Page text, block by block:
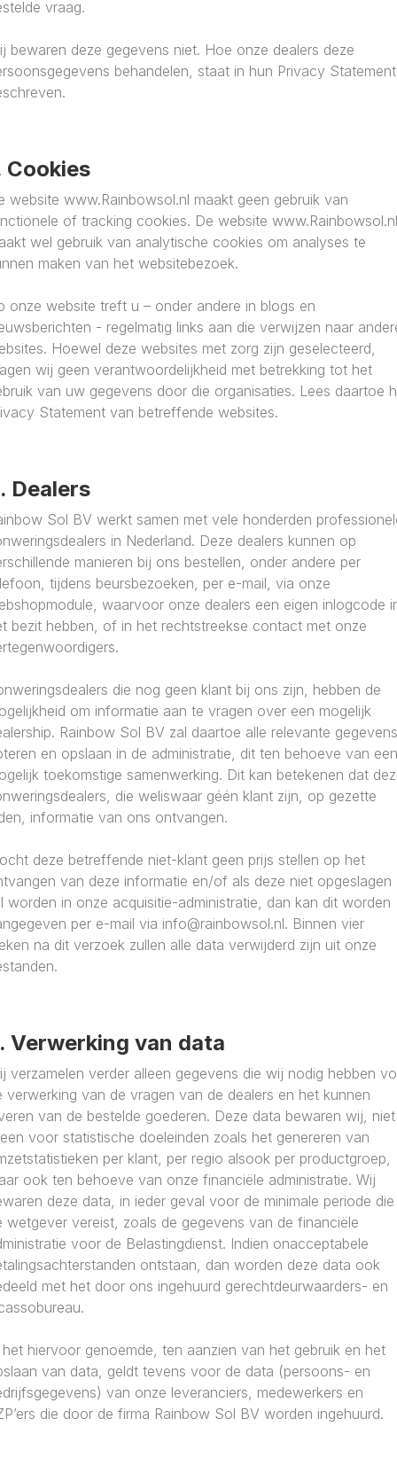
vraag.
bewaren deze gegevens niet. Hoe onze dealers deze
behandelen, staat in hun Privacy Statement
Cookies
website www.Rainbowsol.nl maakt geen gebruik van
of tracking cookies. De website www.Rainbowsol.nl
wel gebruik van analytische cookies om analyses te
maken van het websitebezoek.
onze website treft u – onder andere in blogs en
- regelmatig links aan die verwijzen naar
Hoewel deze websites met zorg zijn geselecteerd,
wij geen verantwoordelijkheid met betrekking tot het
van uw gegevens door die organisaties. Lees daartoe
Statement van betreffende websites.
Dealers
Sol BV werkt samen met vele honderden
in Nederland. Deze dealers kunnen op
manieren bij ons bestellen, onder andere per
tijdens beursbezoeken, per e-mail, via onze
waarvoor onze dealers een eigen inlogcode
bezit hebben, of in het rechtstreekse contact met onze
die nog geen klant bij ons zijn, hebben de
om informatie aan te vragen over een mogelijk
Rainbow Sol BV zal daartoe alle relevante gegevens
en opslaan in de administratie, dit ten behoeve van een
toekomstige samenwerking. Dit kan betekenen dat
die weliswaar géén klant zijn, op gezette
informatie van ons ontvangen.
deze betreffende niet-klant geen prijs stellen op het
van deze informatie en/of als deze niet opgeslagen
worden in onze acquisitie-administratie, dan kan dit worden
per e-mail via info@rainbowsol.nl. Binnen vier
na dit verzoek zullen alle data verwijderd zijn uit onze
Verwerking van data
verzamelen verder alleen gegevens die wij nodig hebben
verwerking van de vragen van de dealers en het kunnen
van de bestelde goederen. Deze data bewaren wij, niet
voor statistische doeleinden zoals het genereren van
per klant, per regio alsook per productgroep,
ook ten behoeve van onze financiële administratie. Wij
deze data, in ieder geval voor de minimale periode die
wetgever vereist, zoals de gegevens van de financiële
voor de Belastingdienst. Indien onacceptabele
ontstaan, dan worden deze data ook
met het door ons ingehuurd gerechtdeurwaarders- en
het hiervoor genoemde, ten aanzien van het gebruik en het
van data, geldt tevens voor de data (persoons- en
van onze leveranciers, medewerkers en
die door de firma Rainbow Sol BV worden ingehuurd.